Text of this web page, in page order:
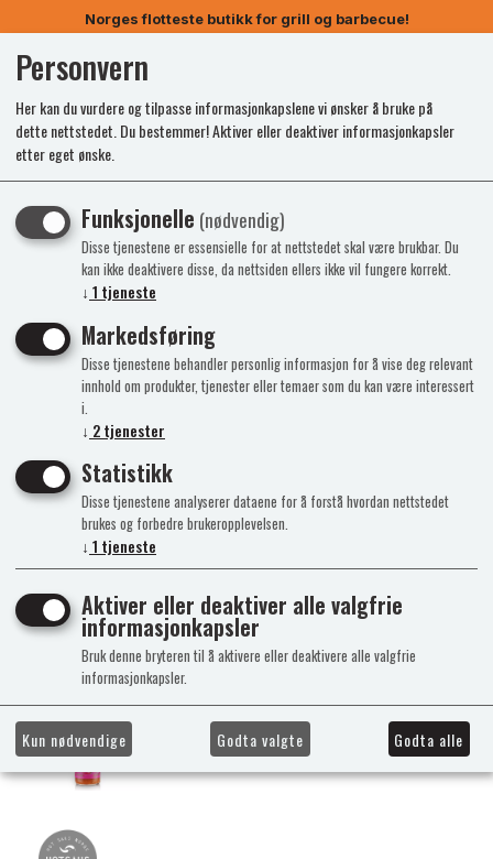
Norges flotteste butikk for grill og barbecue!
Personvern
Her kan du vurdere og tilpasse informasjonkapslene vi ønsker å bruke på
dette nettstedet. Du bestemmer! Aktiver eller deaktiver informasjonkapsler
etter eget ønske.
Funksjonelle (nødvendig)
Disse tjenestene er essensielle for at nettstedet skal være brukbar. Du
kan ikke deaktivere disse, da nettsiden ellers ikke vil fungere korrekt.
↓ 1 tjeneste
Markedsføring
Disse tjenestene behandler personlig informasjon for å vise deg relevant
innhold om produkter, tjenester eller temaer som du kan være interessert
i.
↓ 2tjenester
Statistikk
Disse tjenestene analyserer dataene for å forstå hvordan nettstedet
brukes og forbedre brukeropplevelsen.
↓ 1 tjeneste
Aktiver eller deaktiver alle valgfrie
informasjonkapsler
Bruk denne bryteren til å aktivere eller deaktivere alle valgfrie
informasjonkapsler.
Kun nødvendige Godta valgte Godta alle